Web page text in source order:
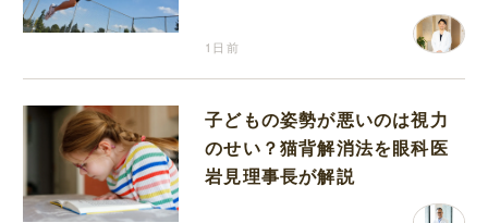
1日前
子どもの姿勢が悪いのは視力
のせい？猫背解消法を眼科医
岩見理事長が解説